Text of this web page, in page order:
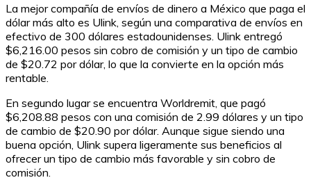
La mejor compañía de envíos de dinero a México que paga el
dólar más alto es Ulink, según una comparativa de envíos en
efectivo de 300 dólares estadounidenses. Ulink entregó
$6,216.00 pesos sin cobro de comisión y un tipo de cambio
de $20.72 por dólar, lo que la convierte en la opción más
rentable.
En segundo lugar se encuentra Worldremit, que pagó
$6,208.88 pesos con una comisión de 2.99 dólares y un tipo
de cambio de $20.90 por dólar. Aunque sigue siendo una
buena opción, Ulink supera ligeramente sus beneficios al
ofrecer un tipo de cambio más favorable y sin cobro de
comisión.